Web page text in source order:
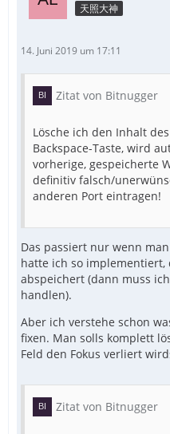
天照大神
14. Juni 2019 um 17:11
Zitat von Bitnugger
Lösche ich den Inhalt
Backspace-Taste, wird
vorherige, gespeicherte
definitiv falsch/
anderen Port eintragen!
Das passiert nur wenn
hatte ich so implementiert,
abspeichert (dann muss
handlen).
Aber ich verstehe schon
fixen. Man solls komplett
Feld den Fokus verliert
Zitat von Bitnugger